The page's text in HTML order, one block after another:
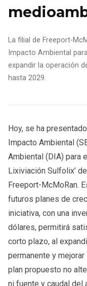
La filial de Freeport-
Impacto Ambiental
expandir la operación
hasta 2029.
Hoy, se ha
Impacto Ambiental
Ambiental (DIA) para
Lixiviación Sulfolix’
Freeport-McMoRan.
futuros planes de
iniciativa, con una
dólares, permitirá
corto plazo, al
permanente y
plan propuesto no
ni fuente y caudal del